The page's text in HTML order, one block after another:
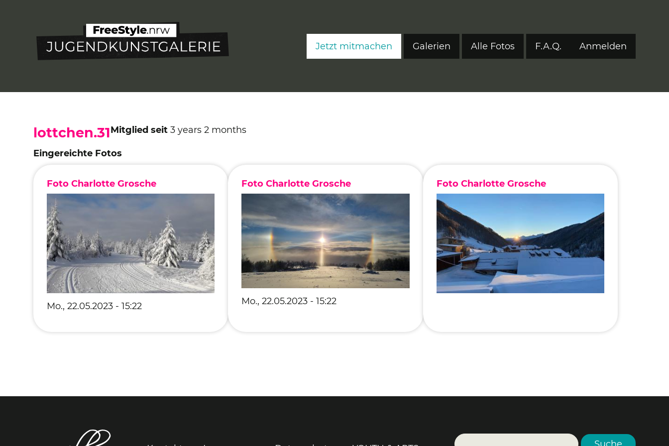
Jetzt mitmachen Galerien
FreeStyle 2023
FreeStyle 2020
FreeStyle 2019
FreeStyle 2018
FreeStyle 2017
Alle Fotos F.A.Q. Anmelden
lottchen.31Mitglied seit 3 years 2 months
Eingereichte Fotos
Foto Charlotte Grosche
Mo., 22.05.2023 - 15:22
Foto Charlotte Grosche
Mo., 22.05.2023 - 15:22
Foto Charlotte Grosche